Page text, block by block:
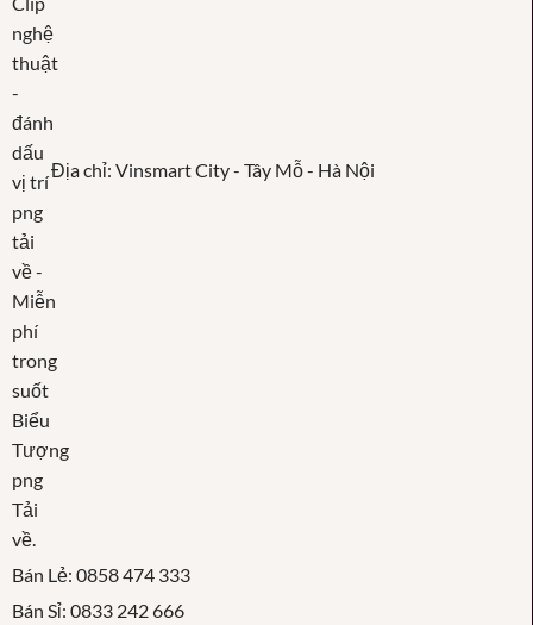
Địa chỉ: Vinsmart City - Tây Mỗ - Hà Nội
Bán Lẻ: 0858 474 333
Bán Sỉ: 0833 242 666